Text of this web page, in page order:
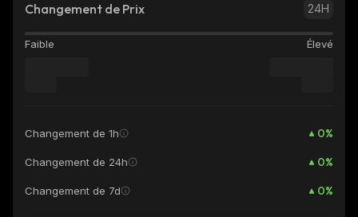
Changement de Prix 24H
Faible Élevé
Changement de 1h 0%
Changement de 24h 0%
Changement de 7d 0%